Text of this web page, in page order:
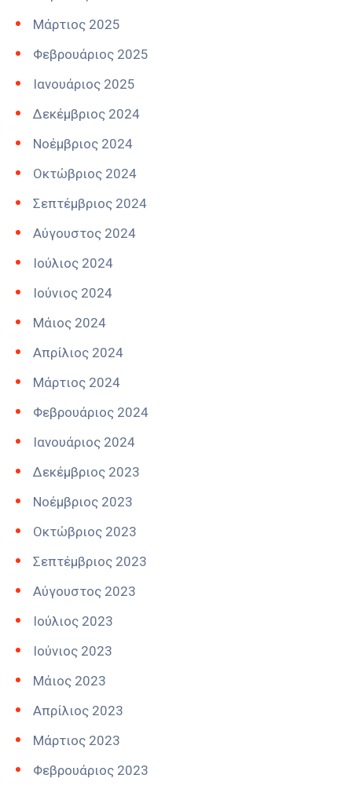
Μάρτιος 2025
Φεβρουάριος 2025
Ιανουάριος 2025
Δεκέμβριος 2024
Νοέμβριος 2024
Οκτώβριος 2024
Σεπτέμβριος 2024
Αύγουστος 2024
Ιούλιος 2024
Ιούνιος 2024
Μάιος 2024
Απρίλιος 2024
Μάρτιος 2024
Φεβρουάριος 2024
Ιανουάριος 2024
Δεκέμβριος 2023
Νοέμβριος 2023
Οκτώβριος 2023
Σεπτέμβριος 2023
Αύγουστος 2023
Ιούλιος 2023
Ιούνιος 2023
Μάιος 2023
Απρίλιος 2023
Μάρτιος 2023
Φεβρουάριος 2023